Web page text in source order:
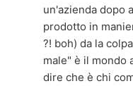
un'azienda dopo
prodotto in
?! boh) da la
male" è il mondo
dire che è chi